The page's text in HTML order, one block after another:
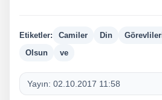
Etiketler: Camiler Din
Olsun
ve
Yayın: 02.10.2017 11:58